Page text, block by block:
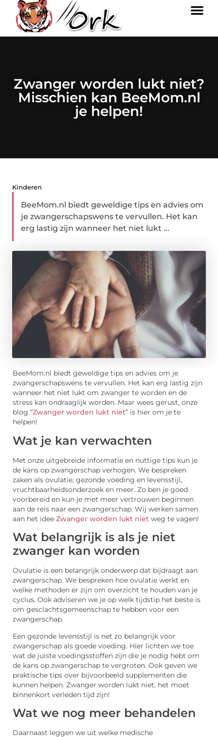
Zwanger worden lukt niet?
Misschien kan BeeMom.nl
je helpen!
Kinderen
BeeMom.nl biedt geweldige tips en advies om
je zwangerschapswens te vervullen. Het kan
erg lastig zijn wanneer het niet lukt ...
BeeMom.nl biedt geweldige tips en advies om je
zwangerschapswens te vervullen. Het kan erg lastig zijn
wanneer het niet lukt om zwanger te worden en de
stress kan ondraaglijk worden. Maar wees gerust, onze
blog “Zwanger worden lukt niet” is hier om je te
helpen!
Wat je kan verwachten
Met onze uitgebreide informatie en nuttige tips kun je
de kans op zwangerschap verhogen. We bespreken
zaken als ovulatie, gezonde voeding en levensstijl,
vruchtbaarheidsonderzoek en meer. Zo ben je goed
voorbereid en kun je met meer vertrouwen beginnen
aan de reis naar een zwangerschap. Wij werken samen
aan het idee Zwanger worden lukt niet weg te vagen!
Wat belangrijk is als je niet
zwanger kan worden
Ovulatie is een belangrijk onderwerp dat bijdraagt aan
zwangerschap. We bespreken hoe ovulatie werkt en
welke methoden er zijn om overzicht te houden van je
cyclus. Ook adviseren we je op welk tijdstip het beste is
om gesclachtsgemeenschap te hebben voor een
zwangerschap.
Een gezonde levensstijl is net zo belangrijk voor
zwangerschap als goede voeding. Hier lichten we toe
wat de juiste voedingsstoffen zijn die je nodig hebt om
de kans op zwangerschap te vergroten. Ook geven we
praktische tips over bijvoorbeeld supplementen die
kunnen helpen. Zwanger worden lukt niet, het moet
binnenkort verleden tijd zijn!
Wat we nog meer behandelen
Daarnaast leggen we uit welke medische